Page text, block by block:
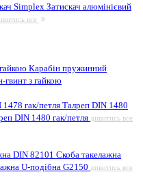
SimplexЗатискач алюмінієвий
все
Карабін пружинний
гвинт з гайкою
гак/петляТалреп DIN 1480
DIN 1480 гак/петля дивитись все
DIN 82101 Скоба такелажна
U-подібна G2150 дивитись все